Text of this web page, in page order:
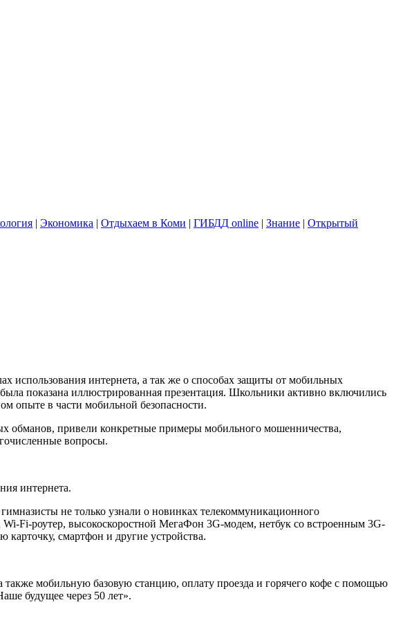
| Экономика | Отдыхаем в Коми | ГИБДД online | Знание | Открытый
использования интернета, а так же о способах защиты от мобильных
показана иллюстрированная презентация. Школьники активно включились
опыте в части мобильной безопасности.
обманов, привели конкретные примеры мобильного мошенничества,
вопросы.
интернета.
не только узнали о новинках телекоммуникационного
Fi-роутер, высокоскоростной МегаФон 3G-модем, нетбук со встроенным 3G-
смартфон и другие устройства.
мобильную базовую станцию, оплату проезда и горячего кофе с помощью
будущее через 50 лет».